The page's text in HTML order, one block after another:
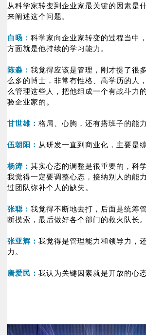
从科学家转变到企业家最关键的因素是
来阐述这个问题。
白旸： 科学家向企业家转变的过程当中
方面就是他持续的学习能力。
陈淼： 我觉得应该是管理，刚才提了很
么多的博士，非常有性格、高学历的人
么管理这些人，把他组成一个有战斗力
验企业家的。
甘世雄： 格局、心胸，还有搭班子的能力
伍朝阳： 从研发一直到商业化，主要是
杨涛： 其实心态的调整是很重要的，科
我觉得一定要调整心态，接纳别人的能
过团队弥补个人的缺失。
张聪： 我觉得不断地去打，后面是统筹
断摸索，最后做好各个部门的救火队长。
张亚辉： 我觉得是管理能力和领导力，
力。
唐爱民： 我认为关键因素就是开放的心